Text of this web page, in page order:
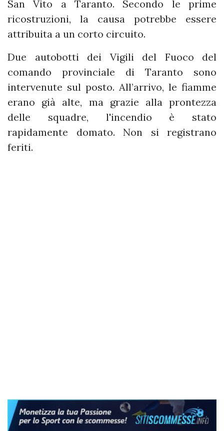
San Vito a Taranto. Secondo le prime
ricostruzioni, la causa potrebbe essere
attribuita a un corto circuito.
Due autobotti dei Vigili del Fuoco del
comando provinciale di Taranto sono
intervenute sul posto. All’arrivo, le fiamme
erano già alte, ma grazie alla prontezza
delle squadre, l'incendio è stato
rapidamente domato. Non si registrano
feriti.